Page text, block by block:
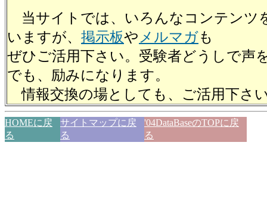
当サイトでは、いろんなコンテンツ
いますが、 掲示板や メルマガも
ぜひご活用下さい。受験者どうしで声
でも、励みになります。
情報交換の場としても、ご活用下さ
HOMEに戻
る
サイトマップに戻
る
'04DataBaseのTOPに戻
る